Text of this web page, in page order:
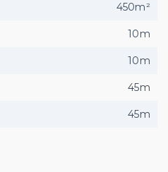
450m²
10m
10m
45m
45m